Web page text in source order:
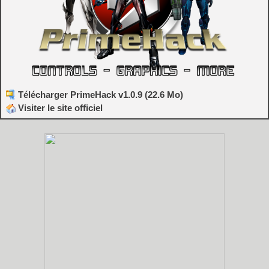
Télécharger PrimeHack v1.0.9 (22.6 Mo)
Visiter le site officiel